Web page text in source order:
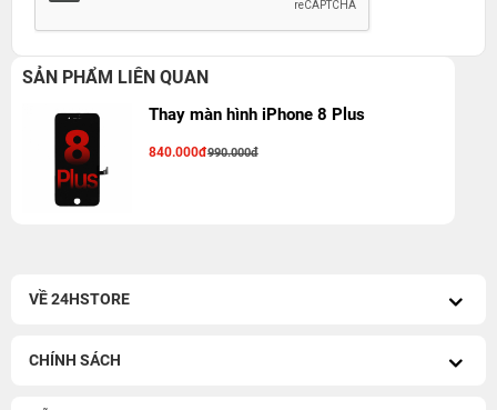
SẢN PHẨM LIÊN QUAN
Thay màn hình iPhone 8 Plus
840.000đ990.000đ
VỀ 24HSTORE
CHÍNH SÁCH